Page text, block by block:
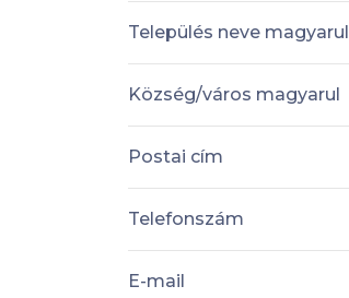
Település neve magyarul
Község/város magyarul
Postai cím
Telefonszám
E-mail